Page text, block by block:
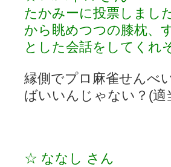
たかみーに投票しまし
から眺めつつの膝枕、
とした会話をしてくれ
縁側でプロ麻雀せんべ
ばいいんじゃない？(適
☆ ななし さん